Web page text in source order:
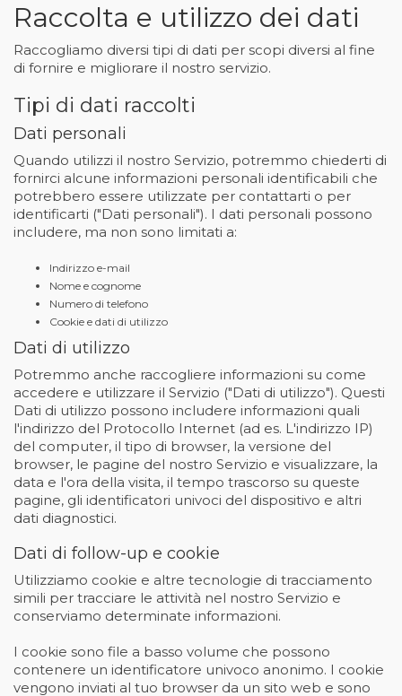
Raccolta e utilizzo dei dati
Raccogliamo diversi tipi di dati per scopi diversi al fine
di fornire e migliorare il nostro servizio.
Tipi di dati raccolti
Dati personali
Quando utilizzi il nostro Servizio, potremmo chiederti di
fornirci alcune informazioni personali identificabili che
potrebbero essere utilizzate per contattarti o per
identificarti ("Dati personali"). I dati personali possono
includere, ma non sono limitati a:
Indirizzo e-mail
Nome e cognome
Numero di telefono
Cookie e dati di utilizzo
Dati di utilizzo
Potremmo anche raccogliere informazioni su come
accedere e utilizzare il Servizio ("Dati di utilizzo"). Questi
Dati di utilizzo possono includere informazioni quali
l'indirizzo del Protocollo Internet (ad es. L'indirizzo IP)
del computer, il tipo di browser, la versione del
browser, le pagine del nostro Servizio e visualizzare, la
data e l'ora della visita, il tempo trascorso su queste
pagine, gli identificatori univoci del dispositivo e altri
dati diagnostici.
Dati di follow-up e cookie
Utilizziamo cookie e altre tecnologie di tracciamento
simili per tracciare le attività nel nostro Servizio e
conserviamo determinate informazioni.
I cookie sono file a basso volume che possono
contenere un identificatore univoco anonimo. I cookie
vengono inviati al tuo browser da un sito web e sono